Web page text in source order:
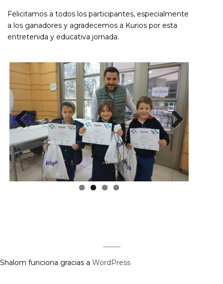
Felicitamos a todos los participantes, especialmente
a los ganadores y agradecemos a Kurios por esta
entretenida y educativa jornada.
Previous Next
Shalom funciona gracias a WordPress